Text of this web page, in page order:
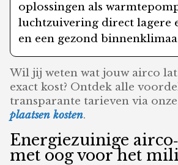
oplossingen als
luchtzuivering direct lagere
en een gezond
Wil jij weten wat jouw airco
exact kost? Ontdek alle
transparante tarieven via
plaatsen kosten.
Energiezuinige
met oog voor het